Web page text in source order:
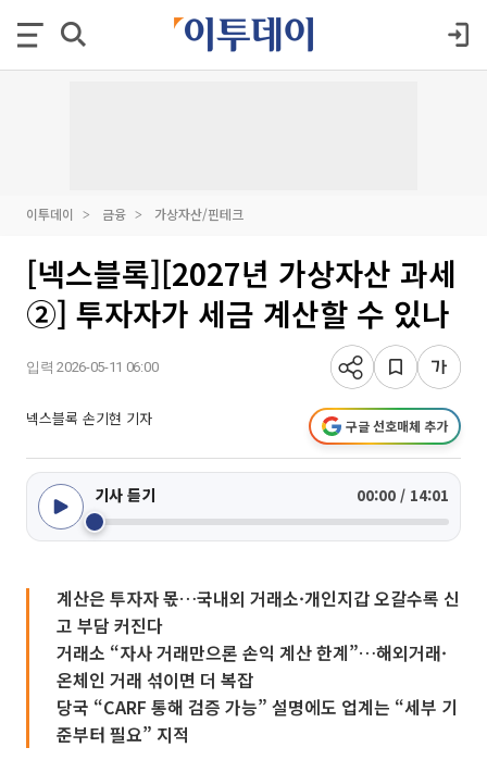
이투데이 금융 가상자산/핀테크
[넥스블록][2027년 가상자산 과세
②] 투자자가 세금 계산할 수 있나
입력 2026-05-11 06:00
넥스블록 손기현 기자 구글 선호매체 추가
기사 듣기 00:00 / 14:01
계산은 투자자 몫…국내외 거래소·개인지갑 오갈수록 신
고 부담 커진다
거래소 “자사 거래만으론 손익 계산 한계”…해외거래·
온체인 거래 섞이면 더 복잡
당국 “CARF 통해 검증 가능” 설명에도 업계는 “세부 기
준부터 필요” 지적